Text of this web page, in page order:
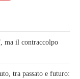
ma il contraccolpo
tra passato e futuro: